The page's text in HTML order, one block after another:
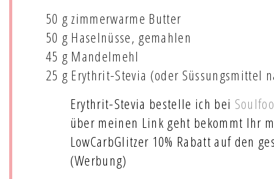
50 g zimmerwarme Butter
50 g Haselnüsse, gemahlen
45 g Mandelmehl
25 g Erythrit-Stevia (oder Süssungsmittel
Erythrit-Stevia bestelle ich bei
über meinen Link geht bekommt Ihr
LowCarbGlitzer 10% Rabatt auf den
(Werbung)